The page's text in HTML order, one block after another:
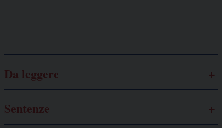
Da leggere
Sentenze